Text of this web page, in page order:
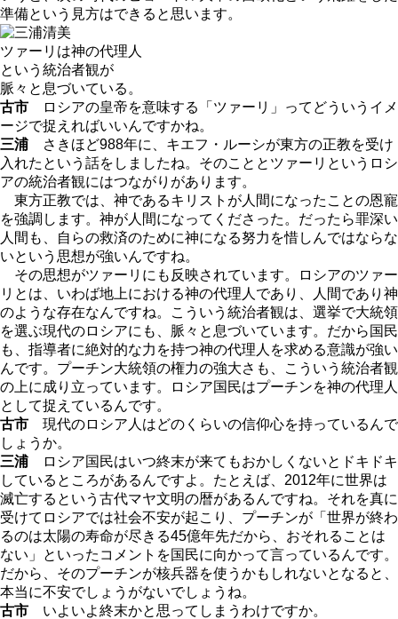
準備という見方はできると思います。
ツァーリは神の代理人
という統治者観が
脈々と息づいている。
古市 ロシアの皇帝を意味する「ツァーリ」ってどういうイメ
ージで捉えればいいんですかね。
三浦 さきほど988年に、キエフ・ルーシが東方の正教を受け
入れたという話をしましたね。そのこととツァーリというロシ
アの統治者観にはつながりがあります。
東方正教では、神であるキリストが人間になったことの恩寵
を強調します。神が人間になってくださった。だったら罪深い
人間も、自らの救済のために神になる努力を惜しんではならな
いという思想が強いんですね。
その思想がツァーリにも反映されています。ロシアのツァー
リとは、いわば地上における神の代理人であり、人間であり神
のような存在なんですね。こういう統治者観は、選挙で大統領
を選ぶ現代のロシアにも、脈々と息づいています。だから国民
も、指導者に絶対的な力を持つ神の代理人を求める意識が強い
んです。プーチン大統領の権力の強大さも、こういう統治者観
の上に成り立っています。ロシア国民はプーチンを神の代理人
として捉えているんです。
古市 現代のロシア人はどのくらいの信仰心を持っているんで
しょうか。
三浦 ロシア国民はいつ終末が来てもおかしくないとドキドキ
しているところがあるんですよ。たとえば、2012年に世界は
滅亡するという古代マヤ文明の暦があるんですね。それを真に
受けてロシアでは社会不安が起こり、プーチンが「世界が終わ
るのは太陽の寿命が尽きる45億年先だから、おそれることは
ない」といったコメントを国民に向かって言っているんです。
だから、そのプーチンが核兵器を使うかもしれないとなると、
本当に不安でしょうがないでしょうね。
古市 いよいよ終末かと思ってしまうわけですか。